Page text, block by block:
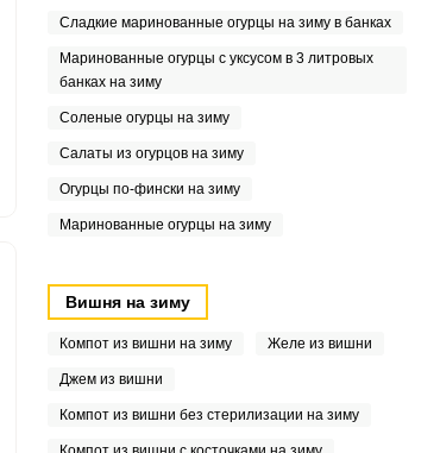
Сладкие маринованные огурцы на зиму в банках
Маринованные огурцы с уксусом в 3 литровых
банках на зиму
Соленые огурцы на зиму
Салаты из огурцов на зиму
Огурцы по-фински на зиму
Маринованные огурцы на зиму
Вишня на зиму
Компот из вишни на зиму Желе из вишни
Джем из вишни
Компот из вишни без стерилизации на зиму